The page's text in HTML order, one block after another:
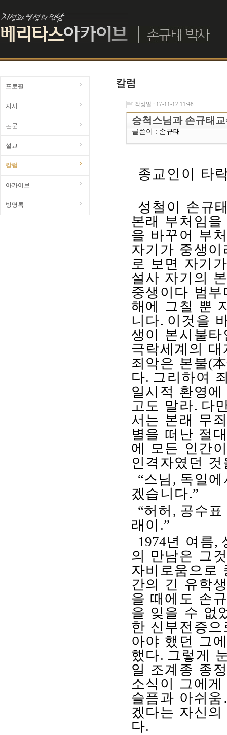
프로필
저서
논문
설교
칼럼
아카이브
방명록
작성일 : 17-11-12 11:48
승척스님과 손규태
글쓴이 : 손규태
종교인이 타
성철이 손규
본래 부처임
을 바꾸어 부
자기가 중생
로 보면 자기
설사 자기의
중생이다 범
해에 그칠 뿐
니다. 이것을
생이 본시불
극락세계의
죄악은 본불(
다. 그리하여
일시적 환영
고도 말라. 다
서는 본래 무
별을 떠난 절
에 모든 인간
인격자였던
“스님 , 독일
겠습니다.”
“허허 , 공수
래이 .”
1974년 여름,
의 만남은 그
자비로움으로
간의 긴 유학
을 때에도 손
을 잊을 수 없
한 신부전증
아야 했던 그
했다. 그렇게
일 조계종 종
소식이 그에
슬픔과 아쉬움
겠다는 자신
다.